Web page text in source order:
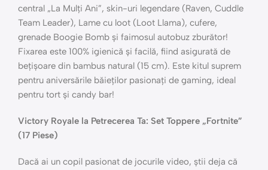
central „La Mulți Ani”, skin-uri legendare (Raven, Cuddle
Team Leader), Lame cu loot (Loot Llama), cufere,
grenade Boogie Bomb și faimosul autobuz zburător!
Fixarea este 100% igienică și facilă, fiind asigurată de
bețișoare din bambus natural (15 cm). Este kitul suprem
pentru aniversările băieților pasionați de gaming, ideal
pentru tort și candy bar!
Victory Royale la Petrecerea Ta: Set Toppere „Fortnite”
(17 Piese)
Dacă ai un copil pasionat de jocurile video, știi deja că